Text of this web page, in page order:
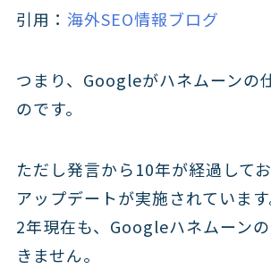
引用： 海外SEO情報ブログ
つまり、Googleがハネムーンの
のです。
ただし発言から10年が経過して
アップデートが実施されていま
2年現在も、Googleハネムーン
きません。